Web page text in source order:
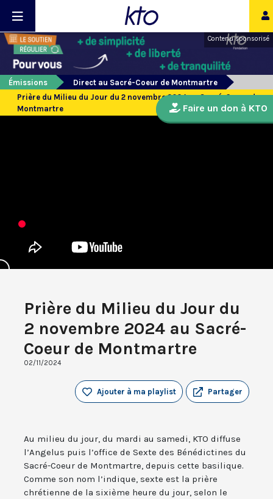
Contenu sponsorisé
Émissions
Direct au Sacré-Coeur de Montmartre
Prière du Milieu du Jour du 2 novembre 2024 au Sacré-Coeur de
Montmartre
Prière du Milieu du Jour du
2 novembre 2024 au Sacré-
Coeur de Montmartre
02/11/2024
Partager
Ajouter à ma playlist
Au milieu du jour, du mardi au samedi, KTO diffuse
l’Angelus puis l’office de Sexte des Bénédictines du
Sacré-Coeur de Montmartre, depuis cette basilique.
Comme son nom l’indique, sexte est la prière
chrétienne de la sixième heure du jour, selon le
Faire un don à KTO